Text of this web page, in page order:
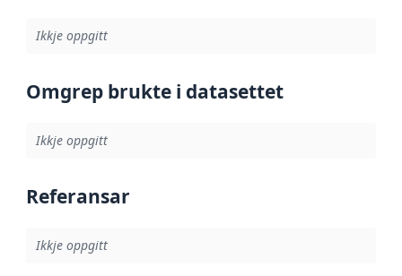
Ikkje oppgitt
Omgrep brukte i datasettet
Ikkje oppgitt
Referansar
Ikkje oppgitt